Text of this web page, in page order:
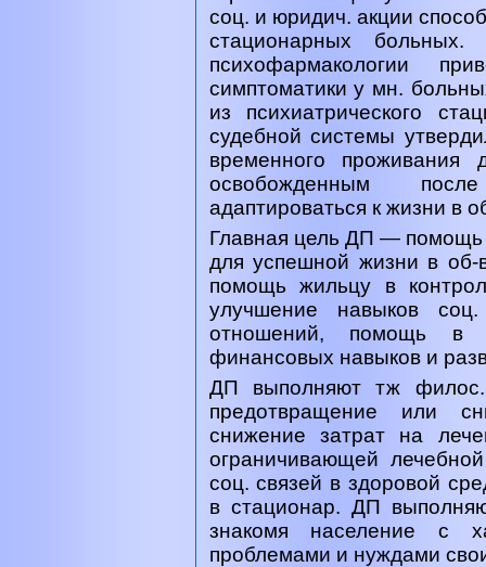
соц. и юридич. акции
стационарных
психофармакологии
симптоматики у мн.
из психиатрического
судебной системы
временного
освобожденным
адаптироваться к жизни в
Главная цель ДП — помощь
для успешной жизни в
помощь жильцу в
улучшение навыков
отношений, помощь в
финансовых навыков и
ДП выполняют тж
предотвращение или
снижение затрат на
ограничивающей
соц. связей в здоровой
в стационар. ДП
знакомя население с
проблемами и нуждами